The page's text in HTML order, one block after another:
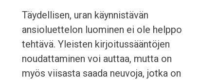
Täydellisen, uran käynnistävän
ansioluettelon luominen ei ole helppo
tehtävä. Yleisten kirjoitussääntöjen
noudattaminen voi auttaa, mutta on
myös viisasta saada neuvoja, jotka on